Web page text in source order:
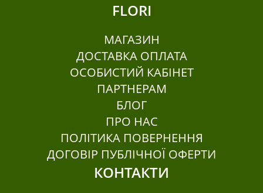
FLORI
МАГАЗИН
ДОСТАВКА ОПЛАТА
ОСОБИСТИЙ КАБІНЕТ
ПАРТНЕРАМ
БЛОГ
ПРО НАС
ПОЛІТИКА ПОВЕРНЕННЯ
ДОГОВІР ПУБЛІЧНОЇ ОФЕРТИ
КОНТАКТИ